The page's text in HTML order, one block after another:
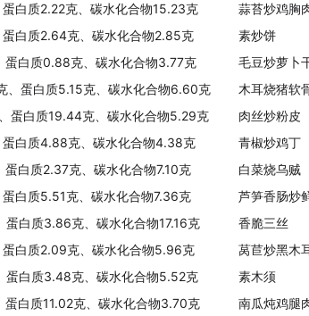
白质2.22克、碳水化合物15.23克 蒜苔炒鸡胸
白质2.64克、碳水化合物2.85克 素炒饼
白质0.88克、碳水化合物3.77克 毛豆炒萝卜
蛋白质5.15克、碳水化合物6.60克 木耳烧猪软
蛋白质19.44克、碳水化合物5.29克 肉丝炒粉皮
白质4.88克、碳水化合物4.38克 青椒炒鸡丁
白质2.37克、碳水化合物7.10克 白菜烧乌贼
白质5.51克、碳水化合物7.36克 芦笋香肠炒
白质3.86克、碳水化合物17.16克 香脆三丝
白质2.09克、碳水化合物5.96克 莴苣炒黑木
白质3.48克、碳水化合物5.52克 素木须
白质11.02克、碳水化合物3.70克 南瓜炖鸡腿